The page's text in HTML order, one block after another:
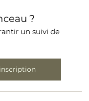
?
un suivi de